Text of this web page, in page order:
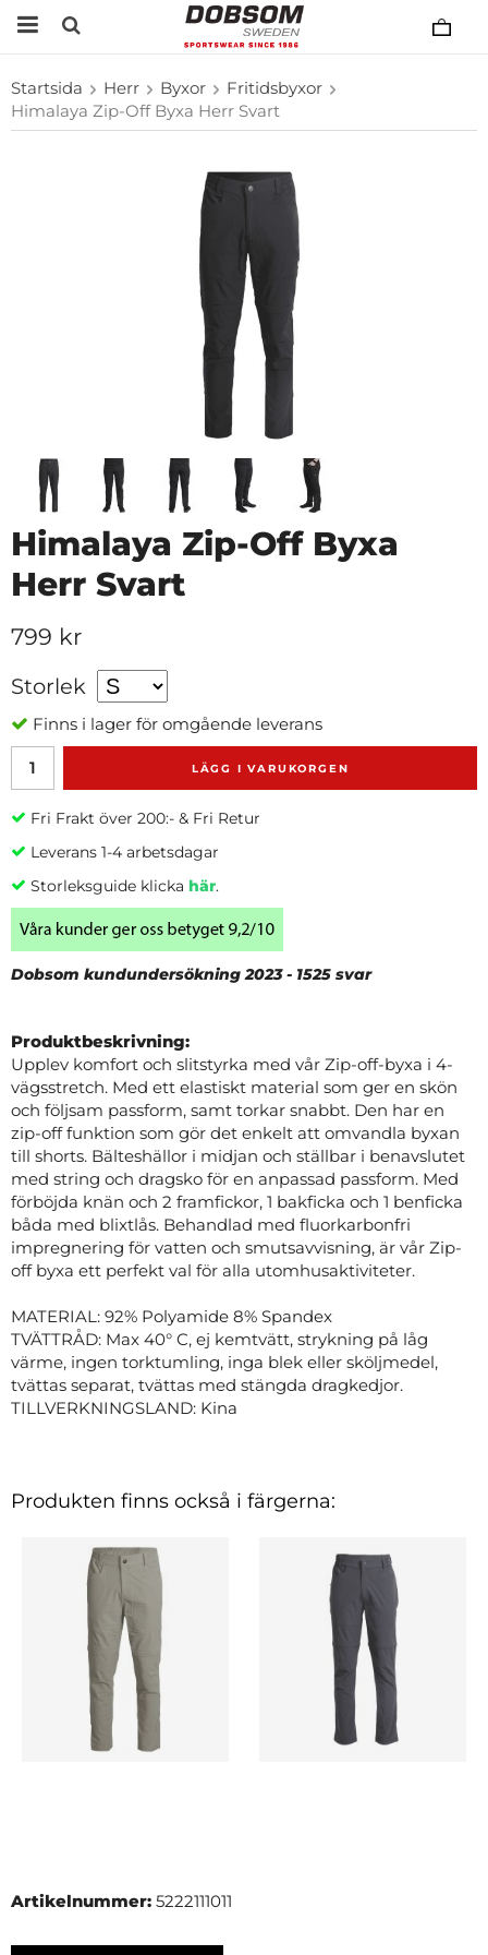
Startsida Herr Byxor
Fritidsbyxor
Himalaya Zip-Off Byxa Herr Svart
Himalaya Zip-Off Byxa
Herr Svart
799 kr
Storlek
Finns i lager för omgående leverans
LÄGG I VARUKORGEN
Fri Frakt över 200:- & Fri Retur
Leverans 1-4 arbetsdagar
Storleksguide klicka här.
Dobsom kundundersökning 2023 - 1525 svar
Produktbeskrivning:
Upplev komfort och slitstyrka med vår Zip-off-byxa i 4-
vägsstretch. Med ett elastiskt material som ger en skön
och följsam passform, samt torkar snabbt. Den har en
zip-off funktion som gör det enkelt att omvandla byxan
till shorts. Bälteshällor i midjan och ställbar i benavslutet
med string och dragsko för en anpassad passform. Med
förböjda knän och 2 framfickor, 1 bakficka och 1 benficka
båda med blixtlås. Behandlad med fluorkarbonfri
impregnering för vatten och smutsavvisning, är vår Zip-
off byxa ett perfekt val för alla utomhusaktiviteter.
MATERIAL: 92% Polyamide 8% Spandex
TVÄTTRÅD: Max 40° C, ej kemtvätt, strykning på låg
värme, ingen torktumling, inga blek eller sköljmedel,
tvättas separat, tvättas med stängda dragkedjor.
TILLVERKNINGSLAND: Kina
Produkten finns också i färgerna:
Artikelnummer: 5222111011